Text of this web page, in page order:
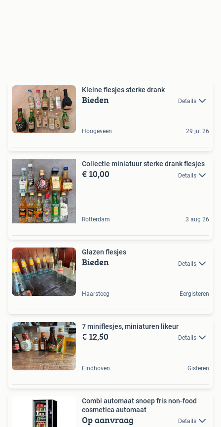
Kleine flesjes sterke drank
Bieden Details
Hoogeveen 29 jul 26
Collectie miniatuur sterke drank flesjes
€ 10,00 Details
Rotterdam 3 aug 26
Glazen flesjes
Bieden Details
Haarsteeg Eergisteren
7 miniflesjes, miniaturen likeur
€ 12,50 Details
Eindhoven Gisteren
Combi automaat snoep fris non-food
cosmetica automaat
Op aanvraag Details